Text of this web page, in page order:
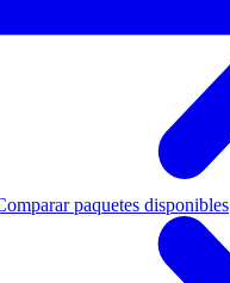
paquetes disponibles